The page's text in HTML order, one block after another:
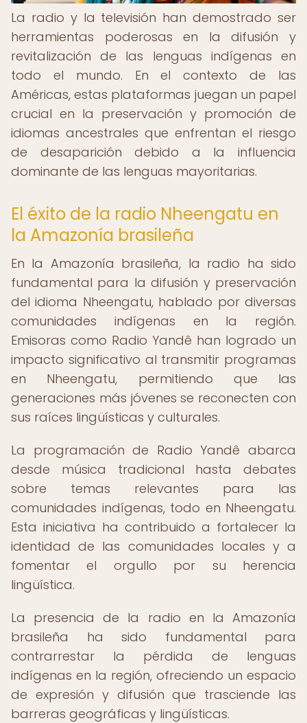
La radio y la televisión han demostrado ser
herramientas poderosas en la difusión y
revitalización de las lenguas indígenas en
todo el mundo. En el contexto de las
Américas, estas plataformas juegan un papel
crucial en la preservación y promoción de
idiomas ancestrales que enfrentan el riesgo
de desaparición debido a la influencia
dominante de las lenguas mayoritarias.
El éxito de la radio Nheengatu en
la Amazonía brasileña
En la Amazonía brasileña, la radio ha sido
fundamental para la difusión y preservación
del idioma Nheengatu, hablado por diversas
comunidades indígenas en la región.
Emisoras como Radio Yandê han logrado un
impacto significativo al transmitir programas
en Nheengatu, permitiendo que las
generaciones más jóvenes se reconecten con
sus raíces lingüísticas y culturales.
La programación de Radio Yandê abarca
desde música tradicional hasta debates
sobre temas relevantes para las
comunidades indígenas, todo en Nheengatu.
Esta iniciativa ha contribuido a fortalecer la
identidad de las comunidades locales y a
fomentar el orgullo por su herencia
lingüística.
La presencia de la radio en la Amazonía
brasileña ha sido fundamental para
contrarrestar la pérdida de lenguas
indígenas en la región, ofreciendo un espacio
de expresión y difusión que trasciende las
barreras geográficas y lingüísticas.